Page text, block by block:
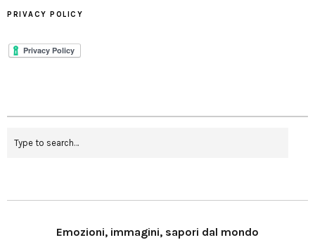
PRIVACY POLICY
Emozioni, immagini, sapori dal mondo